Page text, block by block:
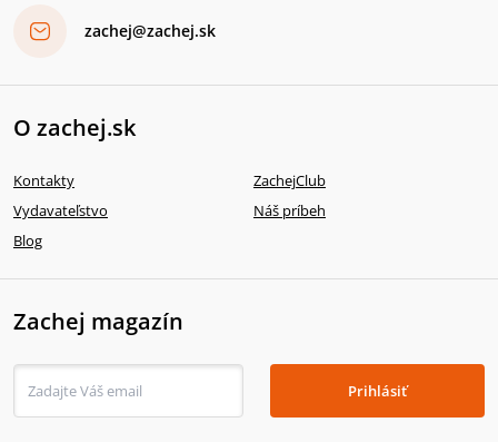
zachej@zachej.sk
O zachej.sk
Kontakty
ZachejClub
Vydavateľstvo
Náš príbeh
Blog
Zachej magazín
Prihlásiť